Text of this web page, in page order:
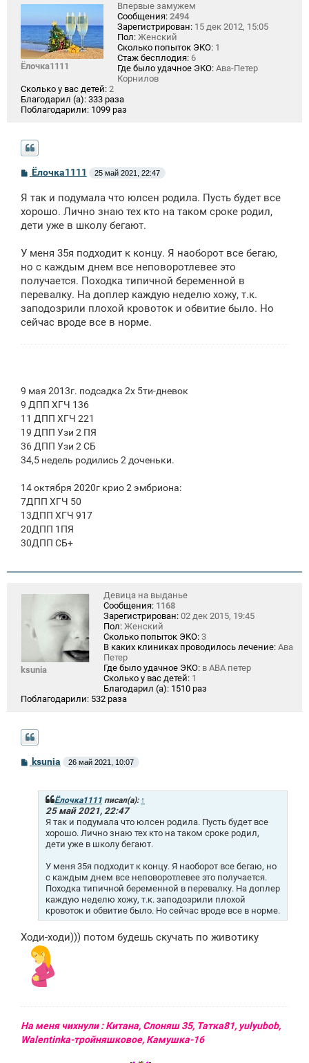
Ёлочка1111
Впервые замужем
Сообщения: 2494
Зарегистрирован: 15 дек 2012, 15:05
Пол: Женский
Сколько попыток ЭКО: 1
Стаж бесплодия: 6
Где было удачное ЭКО: Ава-Петер
Корнилов
Сколько у вас детей: 2
Благодарил (а): 333 раза
Поблагодарили: 1099 раз
С
б
щ
е
н
Ёлочка1111 25 май 2021, 22:47
Я так и подумала что юлсен родила. Пусть будет все
хорошо. Лично знаю тех кто на таком сроке родил,
дети уже в школу бегают.
У меня 35я подходит к концу. Я наоборот все бегаю,
но с каждым днем все неповоротлевее это
получается. Походка типичной беременной в
перевалку. На доплер каждую неделю хожу, т.к.
заподозрили плохой кровоток и обвитие было. Но
сейчас вроде все в норме.
9 мая 2013г. подсадка 2х 5ти-дневок
9 ДПП ХГЧ 136
11 ДПП ХГЧ 221
19 ДПП Узи 2 ПЯ
36 ДПП Узи 2 СБ
34,5 недель родились 2 доченьки.
14 октября 2020г крио 2 эмбриона:
7ДПП ХГЧ 50
13ДПП ХГЧ 917
20ДПП 1ПЯ
30ДПП СБ+
ksunia
Девица на выданье
Сообщения: 1168
Зарегистрирован: 02 дек 2015, 19:45
Пол: Женский
Сколько попыток ЭКО: 3
В каких клиниках проводилось лечение: Ава
Петер
Где было удачное ЭКО: в АВА петер
Сколько у вас детей: 1
Благодарил (а): 1510 раз
Поблагодарили: 532 раза
Сksunia 26 май 2021, 10:07
Ёлочка1111 писал(а): ↑
25 май 2021, 22:47
Я так и подумала что юлсен родила. Пусть будет все
хорошо. Лично знаю тех кто на таком сроке родил,
дети уже в школу бегают.
У меня 35я подходит к концу. Я наоборот все бегаю, но
с каждым днем все неповоротлевее это получается.
Походка типичной беременной в перевалку. На доплер
каждую неделю хожу, т.к. заподозрили плохой
кровоток и обвитие было. Но сейчас вроде все в норме.
Ходи-ходи))) потом будешь скучать по животику
На меня чихнули : Китана, Слоняш 35, Татка81, yulyubob,
Walentinka-тройняшковое, Камушка-16